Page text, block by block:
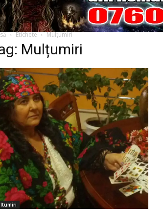
Etichete Mulțumiri
Mulțumiri